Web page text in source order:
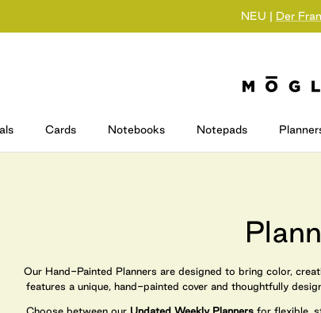
NEU | Der
Cards Notebooks Notepads
Our Hand-Painted Planners are designed to bring color,
features a unique, hand-painted cover and thoughtfully
Choose between our Undated Weekly Plannersfor flexible,